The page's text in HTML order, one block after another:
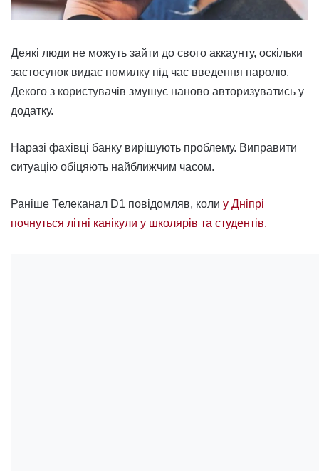
Деякі люди не можуть зайти до свого аккаунту, оскільки
застосунок видає помилку під час введення паролю.
Декого з користувачів змушує наново авторизуватись у
додатку.
Наразі фахівці банку вирішують проблему. Виправити
ситуацію обіцяють найближчим часом.
Раніше Телеканал D1 повідомляв, коли у Дніпрі
почнуться літні канікули у школярів та студентів.